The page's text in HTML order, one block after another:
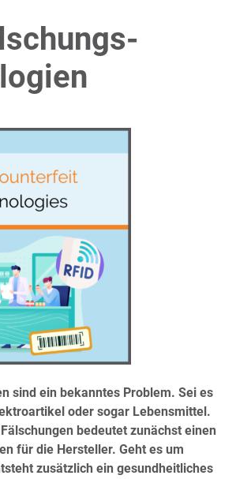
sind ein bekanntes Problem. Sei es
oder sogar Lebensmittel.
bedeutet zunächst einen
für die Hersteller. Geht es um
zusätzlich ein gesundheitliches